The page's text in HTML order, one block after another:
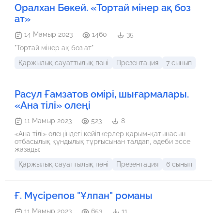
Оралхан Бөкей. «Тортай мінер ақ боз
ат»
14 Мамыр 2023 1460
35
"Тортай мінер ақ боз ат"
Қаржылық сауаттылық пәні
Презентация 7 сынып
Расул Ғамзатов өмірі, шығармалары.
«Ана тілі» өлеңі
11 Мамыр 2023 523
8
«Ана тілі» өлеңіндегі кейіпкерлер қарым-қатынасын
отбасылық құндылық тұрғысынан талдап, әдеби эссе
жазады;
Қаржылық сауаттылық пәні
Презентация 6 сынып
Ғ. Мүсірепов "Ұлпан" романы
11 Мамыр 2023 653 11